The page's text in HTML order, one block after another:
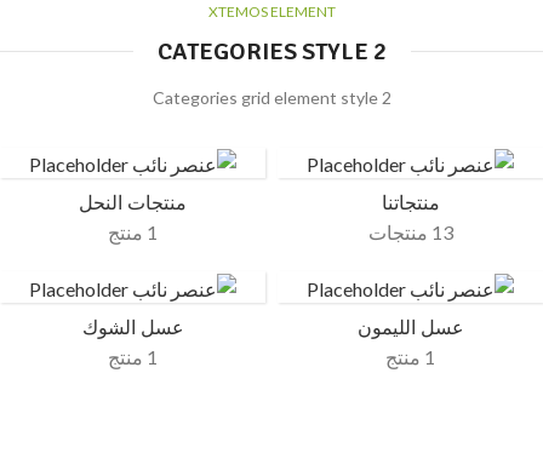
XTEMOS ELEMENT
CATEGORIES STYLE 2
Categories grid element style 2
منتجاتنا
13 منتجات
منتجات النحل
1 منتج
عسل الليمون
1 منتج
عسل الشوك
1 منتج